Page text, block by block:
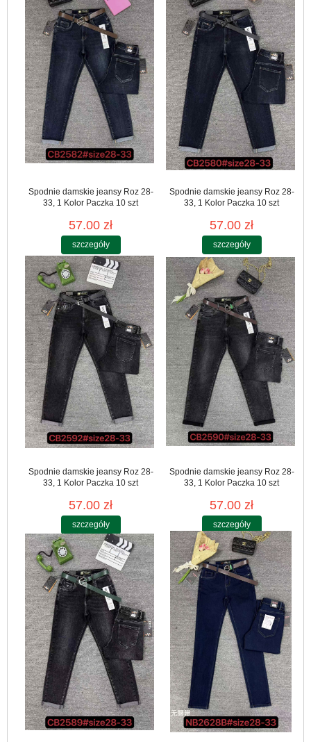
Spodnie damskie jeansy Roz 28-
33, 1 Kolor Paczka 10 szt
57.00 zł
szczegóły
Spodnie damskie jeansy Roz 28-
33, 1 Kolor Paczka 10 szt
57.00 zł
szczegóły
Spodnie damskie jeansy Roz 28-
33, 1 Kolor Paczka 10 szt
57.00 zł
szczegóły
Spodnie damskie jeansy Roz 28-
33, 1 Kolor Paczka 10 szt
57.00 zł
szczegóły